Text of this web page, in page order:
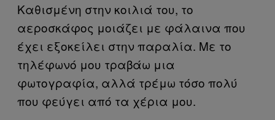
Καθισμένη στην κοιλιά του, το
αεροσκάφος μοιάζει με φάλαινα που
έχει εξοκείλει στην παραλία. Με το
τηλέφωνό μου τραβάω μια
φωτογραφία, αλλά τρέμω τόσο πολύ
που φεύγει από τα χέρια μου.